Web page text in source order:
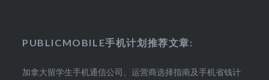
PUBLICMOBILE手机计划推荐文章:
加拿大留学生手机通信公司、运营商选择指南及手机省钱计